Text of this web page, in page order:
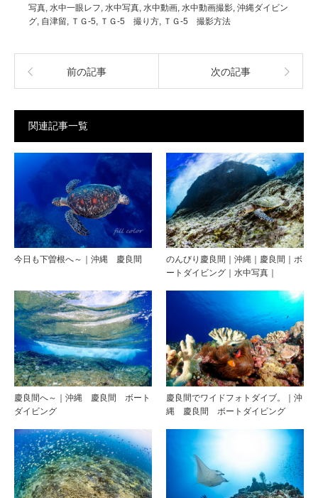
写真 水中一眼レフ 水中写真 水中動画 水中動画撮影 沖縄ダイビン
グ 自津留 ＴＧ-5 ＴＧ-5 撮り方 ＴＧ-5 撮影方法
前の記事 次の記事
関連記事一覧
今日も下曽根へ～｜沖縄 慶良間
のんびり慶良間｜沖縄｜慶良間｜ボ
ートダイビング｜水中写真｜
慶良間へ～｜沖縄 慶良間 ボート
ダイビング
慶良間でワイドフォトダイブ。｜沖
縄 慶良間 ボートダイビング